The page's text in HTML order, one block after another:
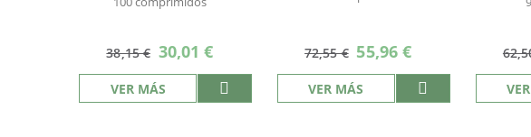
38,15 € Precio
especial
30,01 €
VER MÁS
72,55 € Precio
especial
55,96 €
VER MÁS